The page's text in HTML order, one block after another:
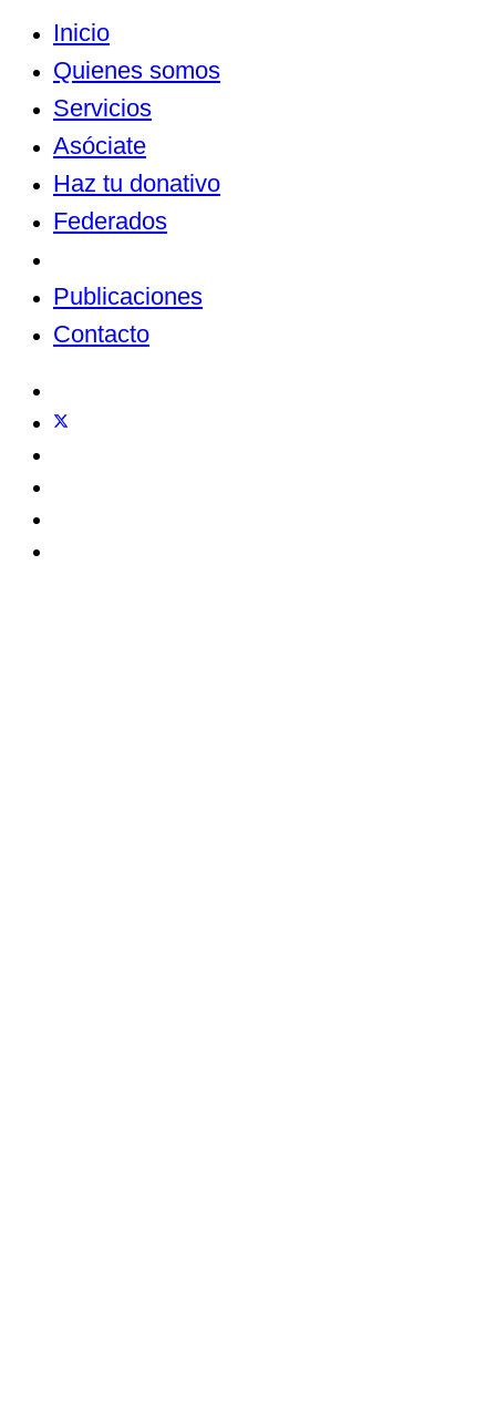
Inicio
Quienes somos
Servicios
Asóciate
Haz tu donativo
Federados
Publicaciones
Contacto